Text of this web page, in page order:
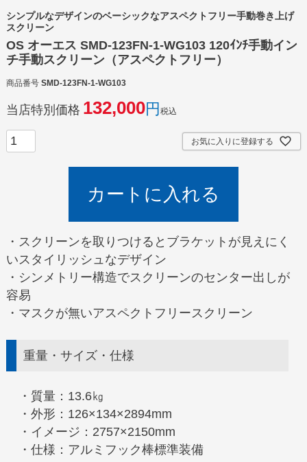
シンプルなデザインのベーシックなアスペクトフリー手動巻き上げ
スクリーン
OS オーエス SMD-123FN-1-WG103 120ｲﾝﾁ手動イン
チ手動スクリーン（アスペクトフリー）
商品番号 SMD-123FN-1-WG103
当店特別価格 132,000 税込
お気に入りに登録する
カートに入れる
・スクリーンを取りつけるとブラケットが見えにく
いスタイリッシュなデザイン
・シンメトリー構造でスクリーンのセンター出しが
容易
・マスクが無いアスペクトフリースクリーン
重量・サイズ・仕様
・質量：13.6㎏
・外形：126×134×2894mm
・イメージ：2757×2150mm
・仕様：アルミフック棒標準装備